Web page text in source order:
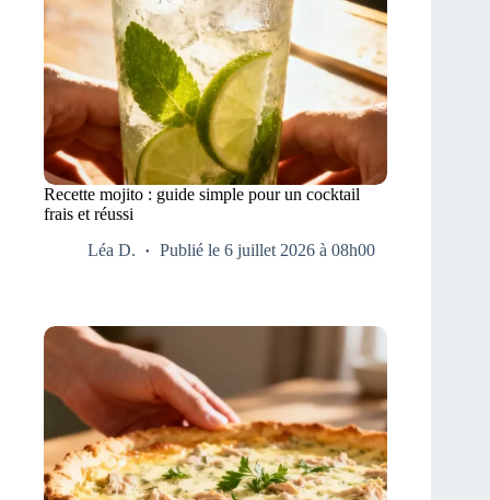
Recette mojito : guide simple pour un cocktail
frais et réussi
Léa D.
Publié le 6 juillet 2026 à 08h00